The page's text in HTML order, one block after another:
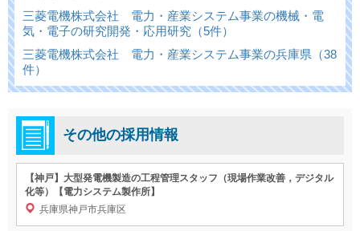
三菱電機株式会社 電力・産業システム事業の機械・電
気・電子の研究開発・応用研究（5件）
三菱電機株式会社 電力・産業システム事業の兵庫県（38
件）
その他の採用情報
【神戸】大型発電機製造の工程管理スタッフ（現場作業改善，デジタル
化等）【電力システム製作所】
兵庫県神戸市兵庫区